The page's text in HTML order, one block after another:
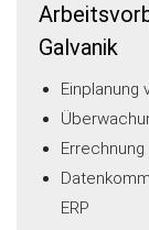
Galvanik
Einplanung
ERP